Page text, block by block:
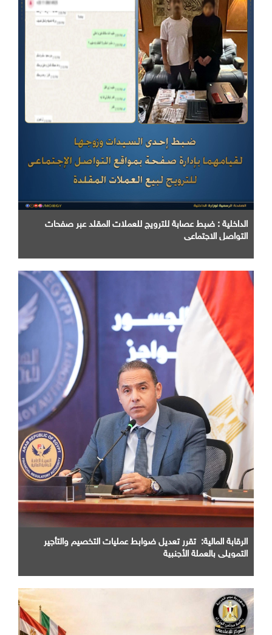
الداخلية : ضبط عصابة للترويج للعملات المقلد عبر صفحات
التواصل الاجتماعي
الرقابة المالية: تقرر تعديل ضوابط عمليات التخصيم والتأجير
التمويلي بالعملة الأجنبية